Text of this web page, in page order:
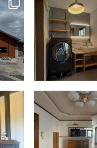
7月 13
tomohouseinc
4月 9